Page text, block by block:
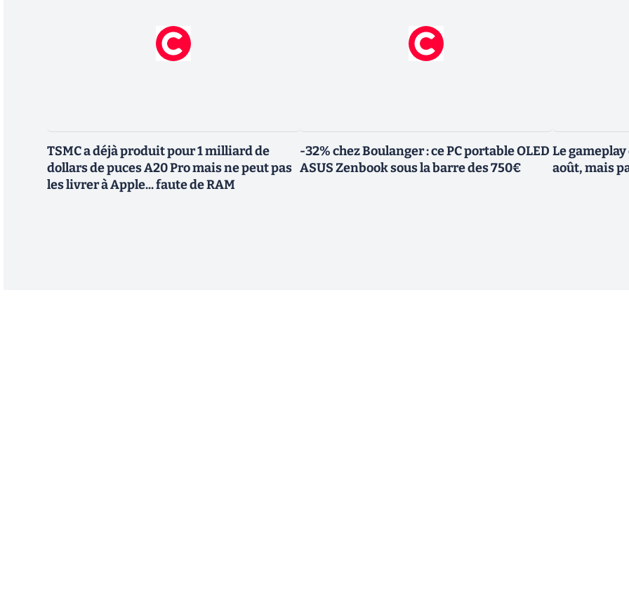
TSMC a déjà produit pour 1 milliard de
dollars de puces A20 Pro mais ne peut pas
les livrer à Apple... faute de RAM
-32% chez Boulanger : ce PC portable OLED
ASUS Zenbook sous la barre des 750€
Le gameplay
août, mais